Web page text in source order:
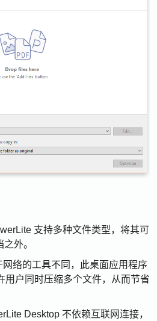
支持多种文件类型，将其可
外。
络的工具不同，此桌面应用程序
用户同时压缩多个文件，从而节省
Desktop 不依赖互联网连接，